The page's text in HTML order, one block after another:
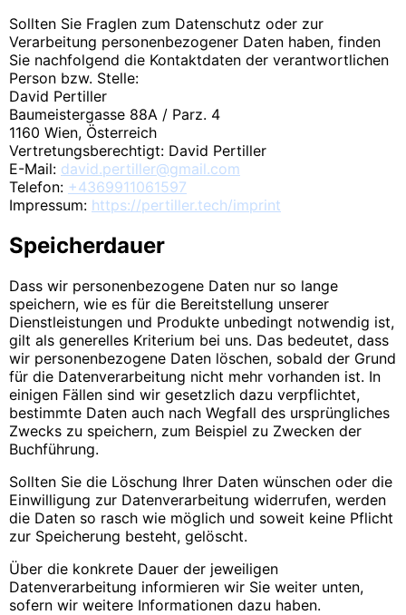
Sollten Sie Fraglen zum Datenschutz oder zur
Verarbeitung personenbezogener Daten haben, finden
Sie nachfolgend die Kontaktdaten der verantwortlichen
Person bzw. Stelle:
David Pertiller
Baumeistergasse 88A / Parz. 4
1160 Wien, Österreich
Vertretungsberechtigt: David Pertiller
E-Mail: david.pertiller@gmail.com
Telefon: +4369911061597
Impressum: https://pertiller.tech/imprint
Speicherdauer
Dass wir personenbezogene Daten nur so lange
speichern, wie es für die Bereitstellung unserer
Dienstleistungen und Produkte unbedingt notwendig ist,
gilt als generelles Kriterium bei uns. Das bedeutet, dass
wir personenbezogene Daten löschen, sobald der Grund
für die Datenverarbeitung nicht mehr vorhanden ist. In
einigen Fällen sind wir gesetzlich dazu verpflichtet,
bestimmte Daten auch nach Wegfall des ursprüngliches
Zwecks zu speichern, zum Beispiel zu Zwecken der
Buchführung.
Sollten Sie die Löschung Ihrer Daten wünschen oder die
Einwilligung zur Datenverarbeitung widerrufen, werden
die Daten so rasch wie möglich und soweit keine Pflicht
zur Speicherung besteht, gelöscht.
Über die konkrete Dauer der jeweiligen
Datenverarbeitung informieren wir Sie weiter unten,
sofern wir weitere Informationen dazu haben.